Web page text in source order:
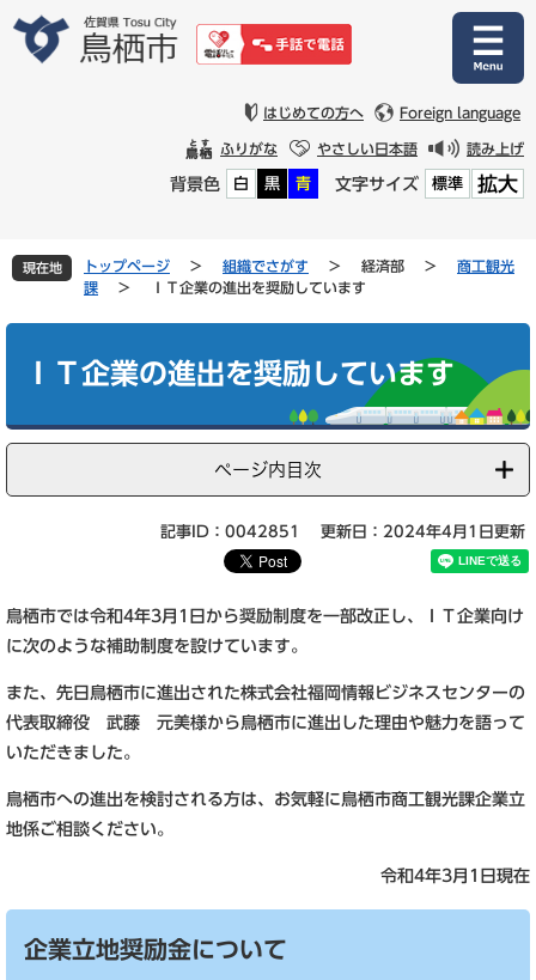
文
はじめての方へ Foreign language
ふりがな やさしい日本語 読み上げ
背景色 白 黒 青 文字サイズ 標準 拡大
現在地 トップページ > 組織でさがす > 経済部 >
商工観光
課
> ＩＴ企業の進出を奨励しています
ＩＴ企業の進出を奨励しています
ページ内目次
記事ID：0042851 更新日：2024年4月1日更新
鳥栖市では令和4年3月1日から奨励制度を一部改正し、ＩＴ企業向け
に次のような補助制度を設けています。
また、先日鳥栖市に進出された株式会社福岡情報ビジネスセンターの
代表取締役 武藤 元美様から鳥栖市に進出した理由や魅力を語って
いただきました。
鳥栖市への進出を検討される方は、お気軽に鳥栖市商工観光課企業立
地係ご相談ください。
令和4年3月1日現在
企業立地奨励金について